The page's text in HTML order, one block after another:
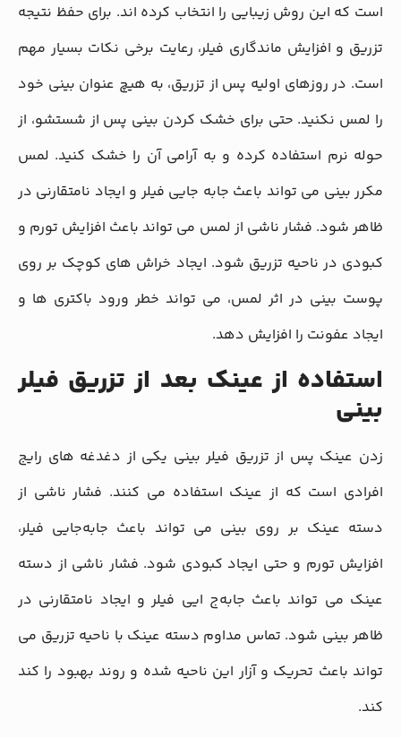
است که این روش زیبایی را انتخاب کرده ‌اند. برای حفظ نتیجه
تزریق و افزایش ماندگاری فیلر، رعایت برخی نکات بسیار مهم
است. در روزهای اولیه پس از تزریق، به هیچ عنوان بینی خود
را لمس نکنید. حتی برای خشک کردن بینی پس از شستشو، از
حوله نرم استفاده کرده و به آرامی آن را خشک کنید. لمس
مکرر بینی می ‌تواند باعث جابه‌ جایی فیلر و ایجاد نامتقارنی در
ظاهر شود. فشار ناشی از لمس می ‌تواند باعث افزایش تورم و
کبودی در ناحیه تزریق شود. ایجاد خراش ‌های کوچک بر روی
پوست بینی در اثر لمس، می‌ تواند خطر ورود باکتری ‌ها و
ایجاد عفونت را افزایش دهد.
استفاده از عینک بعد از تزریق فیلر
بینی
زدن عینک پس از تزریق فیلر بینی یکی از دغدغه ‌های رایج
افرادی است که از عینک استفاده می ‌کنند. فشار ناشی از
دسته عینک بر روی بینی می ‌تواند باعث جابه‌جایی فیلر،
افزایش تورم و حتی ایجاد کبودی شود. فشار ناشی از دسته
عینک می ‌تواند باعث جابه‌ج ایی فیلر و ایجاد نامتقارنی در
ظاهر بینی شود. تماس مداوم دسته عینک با ناحیه تزریق می
‌تواند باعث تحریک و آزار این ناحیه شده و روند بهبود را کند
کند.